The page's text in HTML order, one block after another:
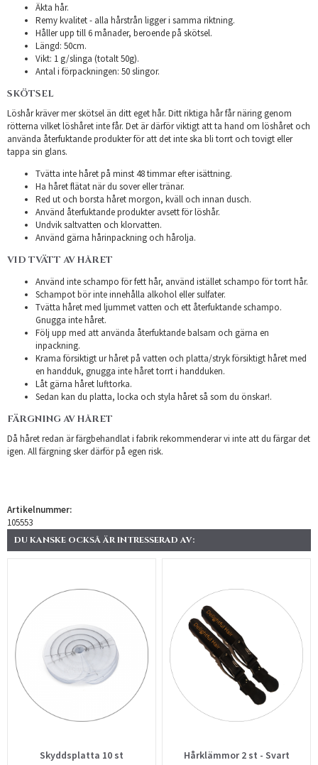
Äkta hår.
Remy kvalitet - alla hårstrån ligger i samma riktning.
Håller upp till 6 månader, beroende på skötsel.
Längd: 50cm.
Vikt: 1 g/slinga (totalt 50g).
Antal i förpackningen: 50 slingor.
SKÖTSEL
Löshår kräver mer skötsel än ditt eget hår. Ditt riktiga hår får näring genom
rötterna vilket löshåret inte får. Det är därför viktigt att ta hand om löshåret och
använda återfuktande produkter för att det inte ska bli torrt och tovigt eller
tappa sin glans.
Tvätta inte håret på minst 48 timmar efter isättning.
Ha håret flätat när du sover eller tränar.
Red ut och borsta håret morgon, kväll och innan dusch.
Använd återfuktande produkter avsett för löshår.
Undvik saltvatten och klorvatten.
Använd gärna hårinpackning och hårolja.
VID TVÄTT AV HÅRET
Använd inte schampo för fett hår, använd istället schampo för torrt hår.
Schampot bör inte innehålla alkohol eller sulfater.
Tvätta håret med ljummet vatten och ett återfuktande schampo.
Gnugga inte håret.
Följ upp med att använda återfuktande balsam och gärna en
inpackning.
Krama försiktigt ur håret på vatten och platta/stryk försiktigt håret med
en handduk, gnugga inte håret torrt i handduken.
Låt gärna håret lufttorka.
Sedan kan du platta, locka och styla håret så som du önskar!.
FÄRGNING AV HÅRET
Då håret redan är färgbehandlat i fabrik rekommenderar vi inte att du färgar det
igen. All färgning sker därför på egen risk.
Artikelnummer:
105553
DU KANSKE OCKSÅ ÄR INTRESSERAD AV:
Skyddsplatta 10 st Hårklämmor 2 st - Svart